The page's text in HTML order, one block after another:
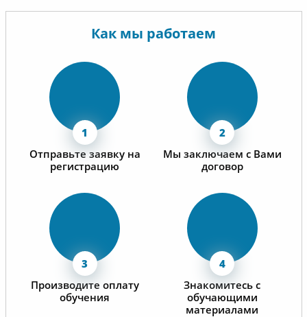
Как мы работаем
Отправьте заявку на
регистрацию
Мы заключаем с Вами
договор
Производите оплату
обучения
Знакомитесь с
обучающими
материалами